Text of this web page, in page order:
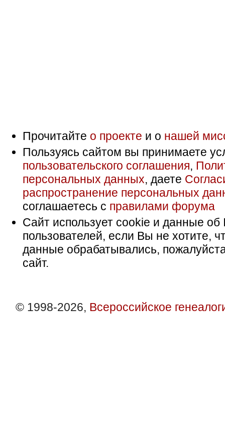
Прочитайте о проекте и о нашей
Пользуясь сайтом вы принимаете
пользовательского соглашения,
персональных данных, даете
распространение персональных
соглашаетесь с правилами форума
Сайт использует cookie и данные об
пользователей, если Вы не хотите,
данные обрабатывались,
сайт.
© 1998-2026, Всероссийское